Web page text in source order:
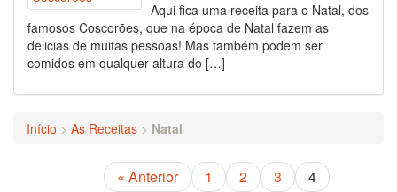
Aqui fica uma receita para o Natal, dos
famosos Coscorões, que na época de Natal fazem as
delicias de muitas pessoas! Mas também podem ser
comidos em qualquer altura do […]
Início > As Receitas > Natal
« Anterior 1 2 3 4